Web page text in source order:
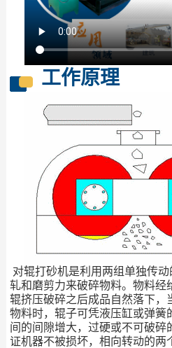
工作原理
对辊打砂机是利用两组单独传
轧和磨剪力来破碎物料。物料经
辊挤压破碎之后成品自然落下，
物料时，辊子可凭液压缸或弹簧
间的间隙增大，过硬或不可破碎
证机器不被损坏，相向转动的两